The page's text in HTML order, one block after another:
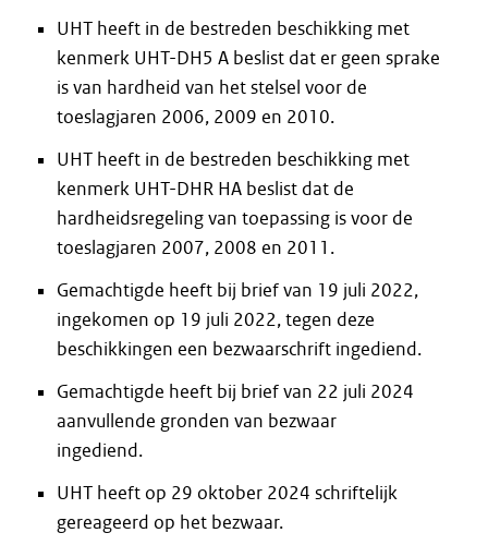
UHT heeft in de bestreden beschikking met
kenmerk UHT-DH5 A beslist dat er geen sprake
is van hardheid van het stelsel voor de
toeslagjaren 2006, 2009 en 2010.
UHT heeft in de bestreden beschikking met
kenmerk UHT-DHR HA beslist dat de
hardheidsregeling van toepassing is voor de
toeslagjaren 2007, 2008 en 2011.
Gemachtigde heeft bij brief van 19 juli 2022,
ingekomen op 19 juli 2022, tegen deze
beschikkingen een bezwaarschrift ingediend.
Gemachtigde heeft bij brief van 22 juli 2024
aanvullende gronden van bezwaar
ingediend.
UHT heeft op 29 oktober 2024 schriftelijk
gereageerd op het bezwaar.